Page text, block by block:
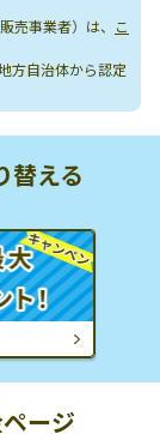
売事業者）は、
こ
方自治体から認定
替える
ージ